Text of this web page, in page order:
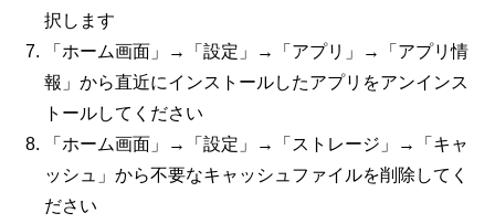
択します
「ホーム画面」→「設定」→「アプリ」→「アプリ情
報」から直近にインストールしたアプリをアンインス
トールしてください
「ホーム画面」→「設定」→「ストレージ」→「キャ
ッシュ」から不要なキャッシュファイルを削除してく
ださい